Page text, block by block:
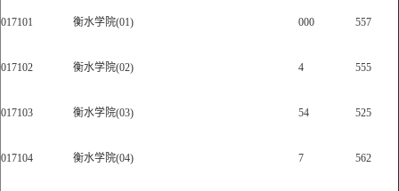
017101 衡水学院(01) 000 557
017102 衡水学院(02) 4 555
017103 衡水学院(03) 54 525
017104 衡水学院(04) 7 562